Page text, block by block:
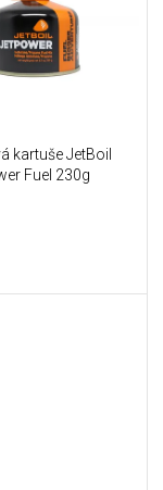
kartuše JetBoil
Fuel 230g